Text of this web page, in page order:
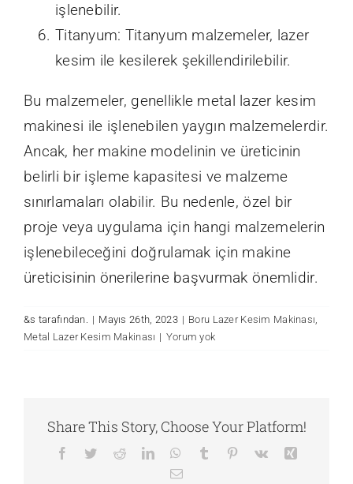
işlenebilir.
Titanyum: Titanyum malzemeler, lazer
kesim ile kesilerek şekillendirilebilir.
Bu malzemeler, genellikle metal lazer kesim
makinesi ile işlenebilen yaygın malzemelerdir.
Ancak, her makine modelinin ve üreticinin
belirli bir işleme kapasitesi ve malzeme
sınırlamaları olabilir. Bu nedenle, özel bir
proje veya uygulama için hangi malzemelerin
işlenebileceğini doğrulamak için makine
üreticisinin önerilerine başvurmak önemlidir.
&s tarafından. | Mayıs 26th, 2023 | Boru Lazer Kesim Makinası,
Metal Lazer Kesim Makinası | Yorum yok
Share This Story, Choose Your Platform!
Facebook
TwitterRedditLinkedInWhatsApp
Tumblr Pinterest
Vk
E-